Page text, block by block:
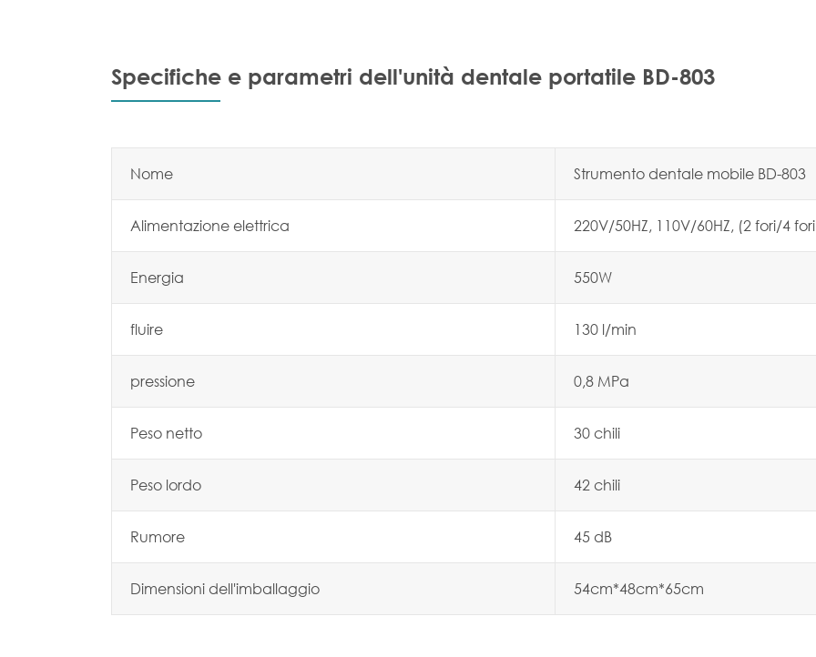
Specifiche e parametri dell'unità dentale portatile BD-803
Nome Strumento dentale mobile BD-803
Alimentazione elettrica 220V/50HZ, 110V/60HZ, (2 fori/4
Energia 550W
fluire 130 l/min
pressione 0,8 MPa
Peso netto 30 chili
Peso lordo 42 chili
Rumore 45 dB
Dimensioni dell'imballaggio 54cm*48cm*65cm